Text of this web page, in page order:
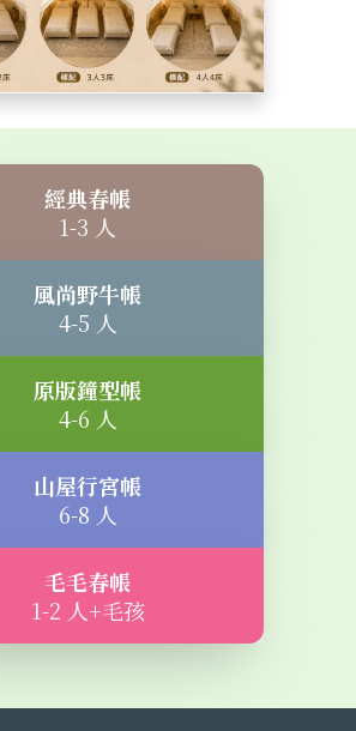
經典春帳
1-3 人
風尚野牛帳
4-5 人
原版鐘型帳
4-6 人
山屋行宮帳
6-8 人
毛毛春帳
1-2 人+毛孩